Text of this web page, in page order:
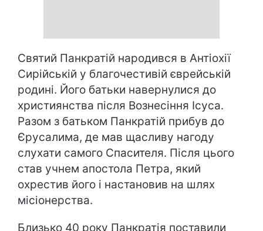
Святий Панкратій народився в Антіохії
Сирійській у благочестивій єврейській
родині. Його батьки навернулися до
християнства після Вознесіння Ісуса.
Разом з батьком Панкратій прибув до
Єрусалима, де мав щасливу нагоду
слухати самого Спасителя. Після цього
став учнем апостола Петра, який
охрестив його і настановив на шлях
місіонерства.
Близько 40 року Панкратія поставили